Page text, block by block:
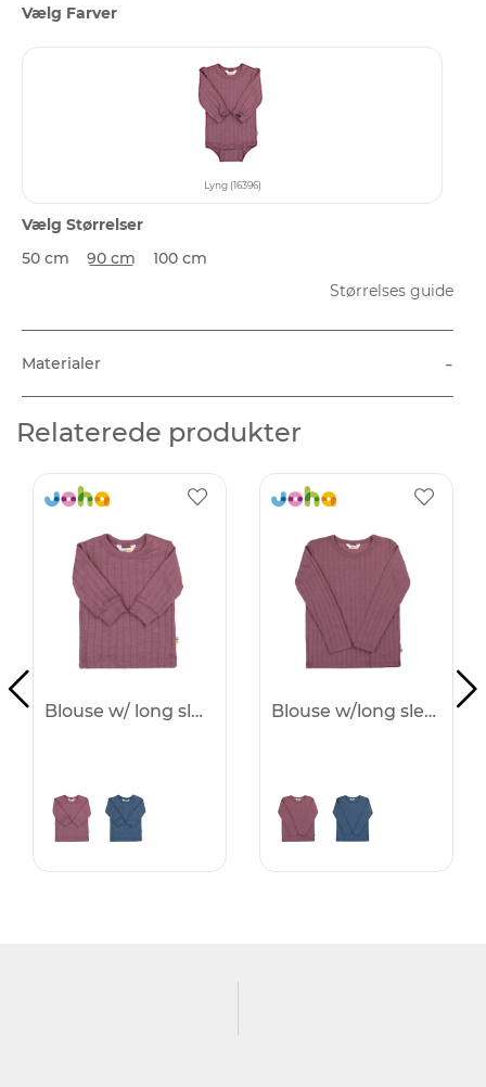
Vælg Farver
Lyng (16396)
Vælg Størrelser
50 cm
90 cm
100 cm
Størrelses guide
Materialer -
Relaterede produkter
Blouse w/ long sleeves -25% Blouse w/long sleeves -25%